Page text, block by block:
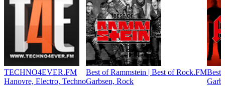
TECHNO4EVER.FM
Hanovre, Electro, Techno
Best of Rammstein | Best of Rock.FM
Garbsen, Rock
Best